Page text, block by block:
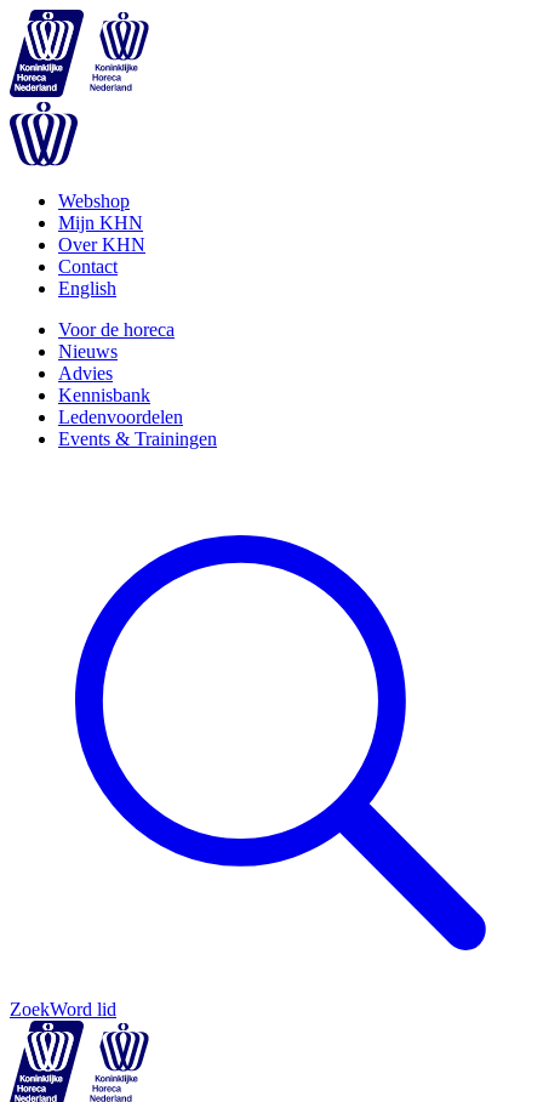
Webshop
Mijn KHN
Over KHN
Contact
English
Voor de horeca
Nieuws
Advies
Kennisbank
Ledenvoordelen
Events & Trainingen
ZoekWord lid